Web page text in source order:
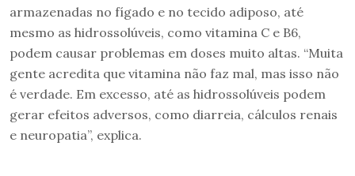
armazenadas no fígado e no tecido adiposo, até
mesmo as hidrossolúveis, como vitamina C e B6,
podem causar problemas em doses muito altas. “Muita
gente acredita que vitamina não faz mal, mas isso não
é verdade. Em excesso, até as hidrossolúveis podem
gerar efeitos adversos, como diarreia, cálculos renais
e neuropatia”, explica.